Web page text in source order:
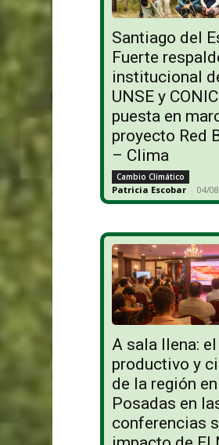
Santiago del
Fuerte
institucional
UNSE y
puesta en
proyecto Red
– Clima
Cambio Climático
Patricia Escobar - 04/
A sala llena:
productivo y
de la región en
Posadas en
conferencias